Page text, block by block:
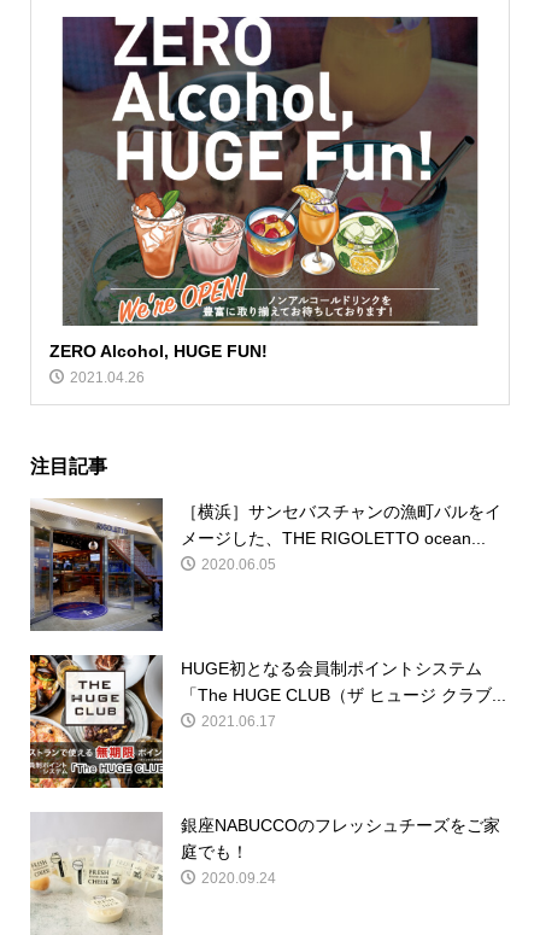
ZERO Alcohol, HUGE FUN!
2021.04.26
注目記事
［横浜］サンセバスチャンの漁町バルをイ
メージした、THE RIGOLETTO ocean...
2020.06.05
HUGE初となる会員制ポイントシステム
「The HUGE CLUB（ザ ヒュージ クラブ...
2021.06.17
銀座NABUCCOのフレッシュチーズをご家
庭でも！
2020.09.24